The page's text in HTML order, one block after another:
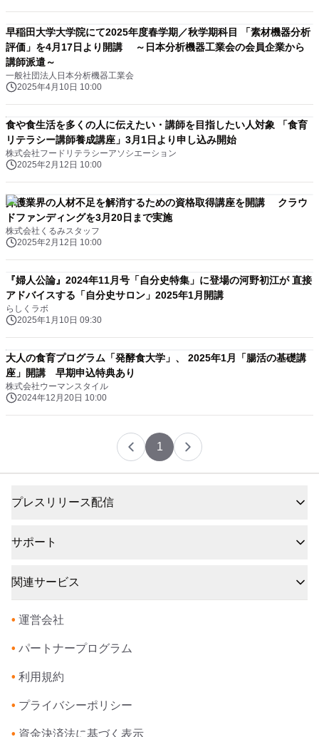
早稲田大学大学院にて2025年度春学期／秋学期科目 「素材機器分析
評価」を4月17日より開講 ～日本分析機器工業会の会員企業から
講師派遣～
一般社団法人日本分析機器工業会
2025年4月10日 10:00
食や食生活を多くの人に伝えたい・講師を目指したい人対象 「食育
リテラシー講師養成講座」3月1日より申し込み開始
株式会社フードリテラシーアソシエーション
2025年2月12日 10:00
介護業界の人材不足を解消するための資格取得講座を開講 クラウ
ドファンディングを3月20日まで実施
株式会社くるみスタッフ
2025年2月12日 10:00
『婦人公論』2024年11月号「自分史特集」に登場の河野初江が 直接
アドバイスする「自分史サロン」2025年1月開講
らしくラボ
2025年1月10日 09:30
大人の食育プログラム「発酵食大学」、 2025年1月「腸活の基礎講
座」開講 早期申込特典あり
株式会社ウーマンスタイル
2024年12月20日 10:00
1
プレスリリース配信
サポート
関連サービス
• 運営会社
• パートナープログラム
• 利用規約
• プライバシーポリシー
• 資金決済法に基づく表示